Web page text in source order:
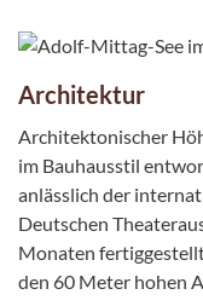
Architektur
Architektonischer
im Bauhausstil
anlässlich der
Deutschen
Monaten
den 60 Meter hohen